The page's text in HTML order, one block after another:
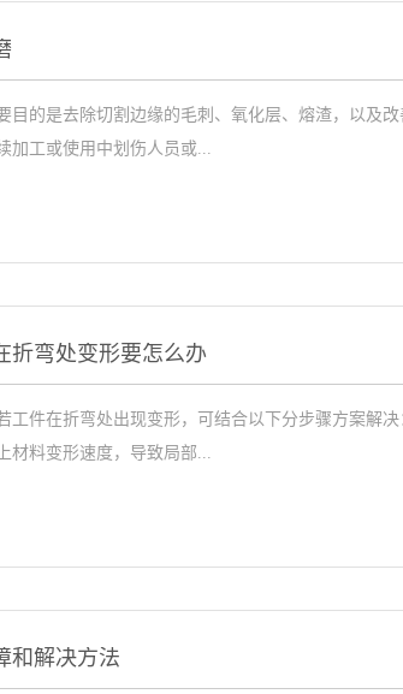
是去除切割边缘的毛刺、氧化层、熔渣，以及改
加工或使用中划伤人员或...
折弯处变形要怎么办
件在折弯处出现变形，可结合以下分步骤方案
变形速度，导致局部...
和解决方法